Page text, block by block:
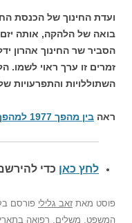
ועדת החינוך של הכנסת
בואה של הלהקה, אותה
הסביר שר החינוך אהרון
זמרים זו ערך ראוי לשמו.
השתוללויות והתפרעויות
ראה בין מהפך 1977 למהפך הנוכחי
לחץ כאן כדי
פוסט מאת זאב גלילי פורסם
המשפט
משלים רפואה